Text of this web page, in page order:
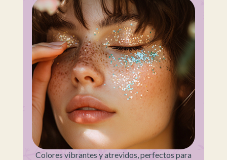
Colores vibrantes y atrevidos, perfectos para